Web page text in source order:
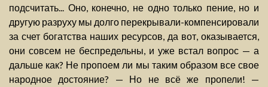
подсчитать... Оно, конечно, не одно только пение, но и
другую разруху мы долго перекрывали-компенсировали
за счет богатства наших ресурсов, да вот, оказывается,
они совсем не беспредельны, и уже встал вопрос — а
дальше как? Не пропоем ли мы таким образом все свое
народное достояние? — Но не всё же пропели! —